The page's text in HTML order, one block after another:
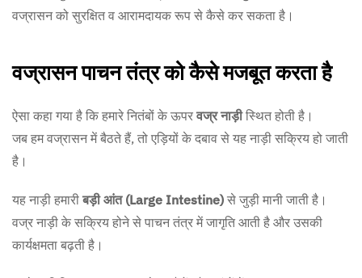
वज्रासन को सुरक्षित व आरामदायक रूप से कैसे कर सकता है।
वज्रासन पाचन तंत्र को कैसे मजबूत करता है
ऐसा कहा गया है कि हमारे नितंबों के ऊपरवज्र नाड़ीस्थित होती है।
जब हम वज्रासन में बैठते हैं, तो एड़ियों के दबाव से यह नाड़ी सक्रिय हो जाती
है।
यह नाड़ी हमारीबड़ी आंत (Large Intestine) से जुड़ी मानी जाती है।
वज्र नाड़ी के सक्रिय होने से पाचन तंत्र में जागृति आती है और उसकी
कार्यक्षमता बढ़ती है।